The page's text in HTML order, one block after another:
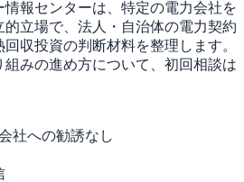
報センターは、特定の電力会社を
立場で、法人・自治体の電力契約
収投資の判断材料を整理します。
みの進め方について、初回相談は
社への勧誘なし